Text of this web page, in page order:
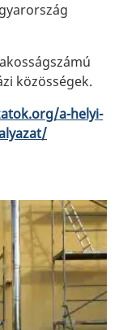
közösségek.
a-helyi-